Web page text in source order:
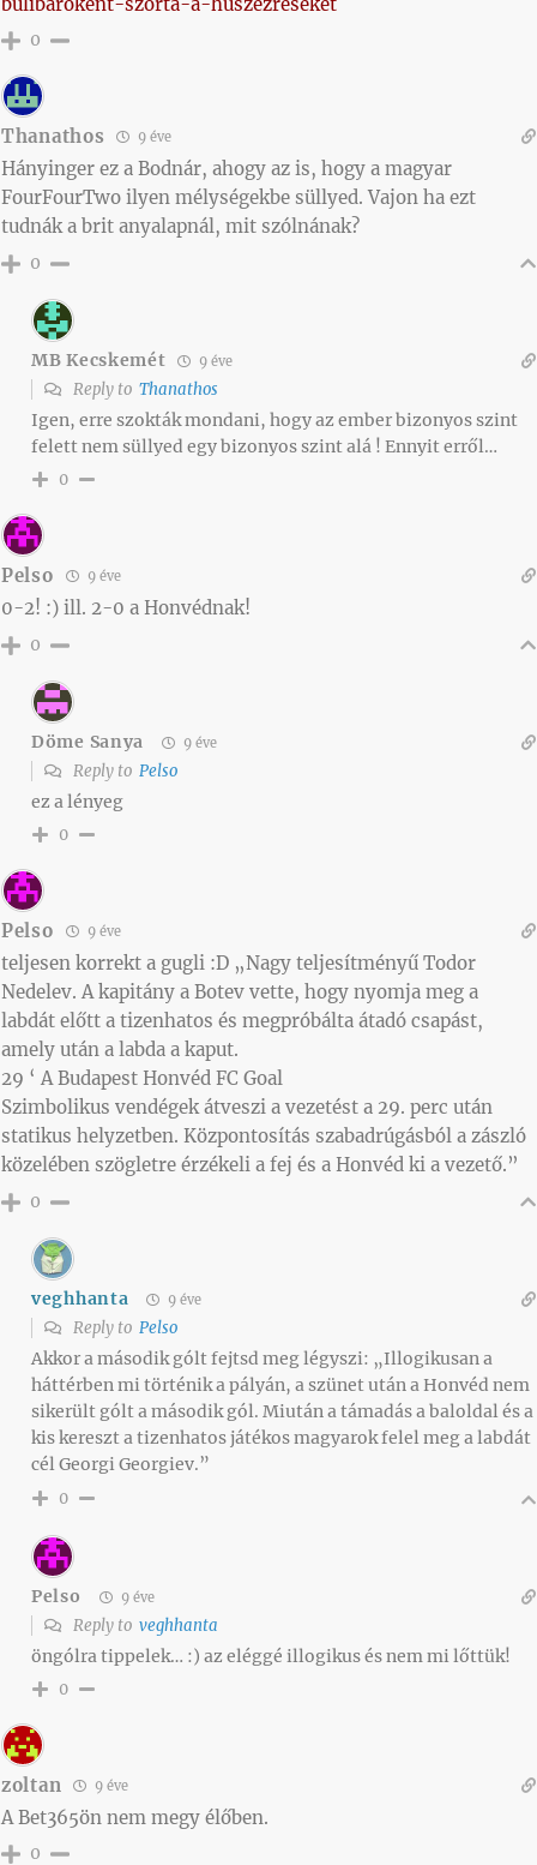
0
Thanathos 9 éve
Hányinger ez a Bodnár, ahogy az is, hogy a magyar
FourFourTwo ilyen mélységekbe süllyed. Vajon ha ezt
tudnák a brit anyalapnál, mit szólnának?
0
MB Kecskemét 9 éve
Reply to Thanathos
Igen, erre szokták mondani, hogy az ember bizonyos szint
felett nem süllyed egy bizonyos szint alá ! Ennyit erről…
0
Pelso 9 éve
0-2! :) ill. 2-0 a Honvédnak!
0
Döme Sanya 9 éve
Reply to Pelso
ez a lényeg
0
Pelso 9 éve
teljesen korrekt a gugli :D „Nagy teljesítményű Todor
Nedelev. A kapitány a Botev vette, hogy nyomja meg a
labdát előtt a tizenhatos és megpróbálta átadó csapást,
amely után a labda a kaput.
29 ‘ A Budapest Honvéd FC Goal
Szimbolikus vendégek átveszi a vezetést a 29. perc után
statikus helyzetben. Központosítás szabadrúgásból a zászló
közelében szögletre érzékeli a fej és a Honvéd ki a vezető.”
0
veghhanta 9 éve
Reply to Pelso
Akkor a második gólt fejtsd meg légyszi: „Illogikusan a
háttérben mi történik a pályán, a szünet után a Honvéd nem
sikerült gólt a második gól. Miután a támadás a baloldal és a
kis kereszt a tizenhatos játékos magyarok felel meg a labdát
cél Georgi Georgiev.”
0
Pelso 9 éve
Reply to veghhanta
öngólra tippelek… :) az eléggé illogikus és nem mi lőttük!
0
zoltan 9 éve
A Bet365ön nem megy élőben.
0